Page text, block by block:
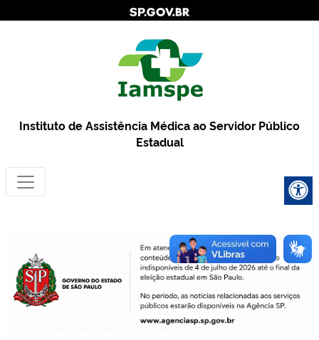
Instituto de Assistência Médica ao Servidor Público
Estadual